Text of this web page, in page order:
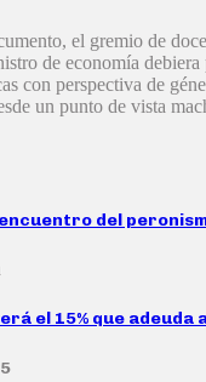
el gremio de
de economía debiera
con perspectiva de
un punto de vista
del
el 15% que adeuda